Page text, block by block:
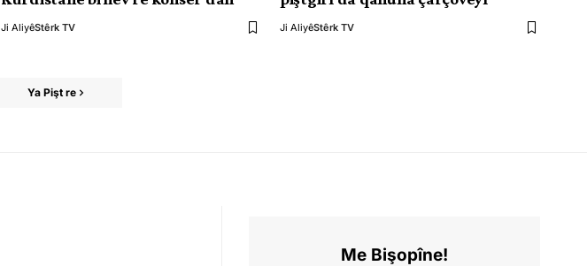
Ji AliyêStêrk TV Ji AliyêStêrk TV
Ya Pişt re
Me Bişopîne!